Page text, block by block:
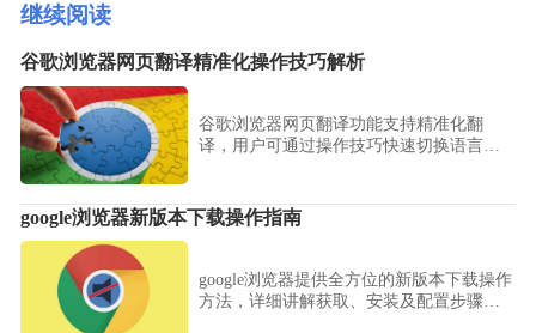
继续阅读
谷歌浏览器网页翻译精准化操作技巧解析
谷歌浏览器网页翻译功能支持精准化翻
译，用户可通过操作技巧快速切换语言，
google浏览器新版本下载操作指南
google浏览器提供全方位的新版本下载操作
方法，详细讲解获取、安装及配置步骤，